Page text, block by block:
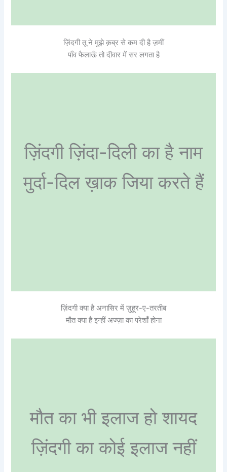
ज़िंदगी तू ने मुझे क़ब्र से कम दी है ज़मीं
पाँव फैलाऊँ तो दीवार में सर लगता है
ज़िंदगी ज़िंदा-दिली का है नाम
मुर्दा-दिल ख़ाक जिया करते हैं
ज़िंदगी क्या है अनासिर में ज़ुहूर-ए-तरतीब
मौत क्या है इन्हीं अज्ज़ा का परेशाँ होना
मौत का भी इलाज हो शायद
ज़िंदगी का कोई इलाज नहीं